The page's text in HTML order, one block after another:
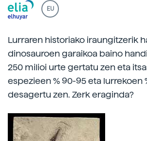
EU
Lurraren historiako iraungitzerik
dinosauroen garaikoa baino
250 milioi urte gertatu zen eta
espezieen % 90-95 eta lurrekoen
desagertu zen. Zerk eraginda?